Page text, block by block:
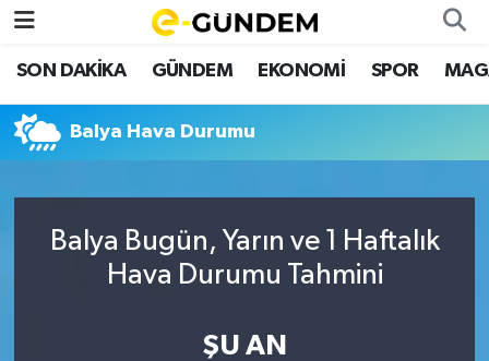
SON DAKİKA GÜNDEM EKONOMİ SPOR
Balya Hava Durumu
Balya Bugün, Yarın ve 1 Haftalık
Hava Durumu Tahmini
ŞU AN
SON DAKİKA
GÜNDEM
EKONOMİ
SPOR
Nöbetçi Eczaneler
Hava Durumu
Namaz Vakitleri
Trafik Durumu